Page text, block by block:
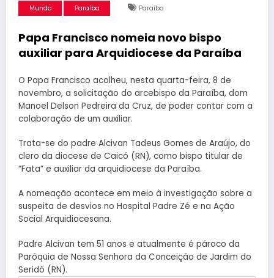
Mundo Paraíba Paraíba
Papa Francisco nomeia novo bispo
auxiliar para Arquidiocese da Paraíba
O Papa Francisco acolheu, nesta quarta-feira, 8 de
novembro, a solicitação do arcebispo da Paraíba, dom
Manoel Delson Pedreira da Cruz, de poder contar com a
colaboração de um auxiliar.
Trata-se do padre Alcivan Tadeus Gomes de Araújo, do
clero da diocese de Caicó (RN), como bispo titular de
“Fata” e auxiliar da arquidiocese da Paraíba.
A nomeação acontece em meio à investigação sobre a
suspeita de desvios no Hospital Padre Zé e na Ação
Social Arquidiocesana.
Padre Alcivan tem 51 anos e atualmente é pároco da
Paróquia de Nossa Senhora da Conceição de Jardim do
Seridó (RN).